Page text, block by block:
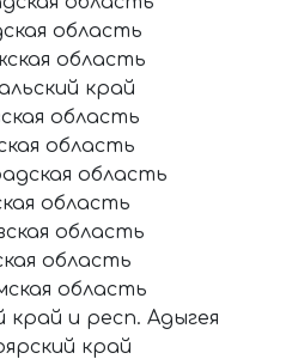
область
область
край
область
область
область
область
область
область
область
край и респ. Адыгея
край